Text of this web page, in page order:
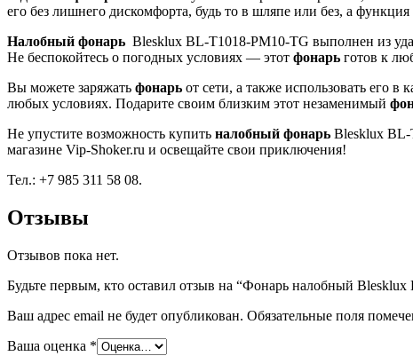
его без лишнего дискомфорта, будь то в шляпе или без, а
Налобный фонарь Blesklux BL-T1018-PM10-TG выполнен из
Не беспокойтесь о погодных условиях — этот фонарь готов к
Вы можете заряжать фонарь от сети, а также использовать его
любых условиях. Подарите своим близким этот незаменимый
Не упустите возможность купить налобный фонарь Blesklux BL-
магазине Vip-Shoker.ru и освещайте свои приключения!
Тел.: +7 985 311 58 08.
Отзывы
Отзывов пока нет.
Будьте первым, кто оставил отзыв на “Фонарь налобный
Ваш адрес email не будет опубликован. Обязательные поля
Ваша оценка *